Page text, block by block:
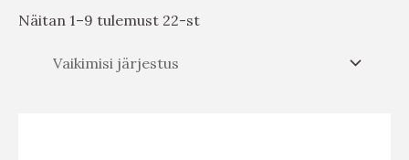
Näitan 1–9 tulemust 22-st